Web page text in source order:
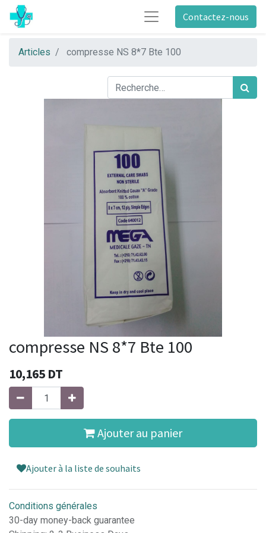
Contactez-nous
Articles compresse NS 8*7 Bte 100
compresse NS 8*7 Bte 100
10,165 DT
Ajouter au panier
Ajouter à la liste de souhaits
Conditions générales
30-day money-back guarantee